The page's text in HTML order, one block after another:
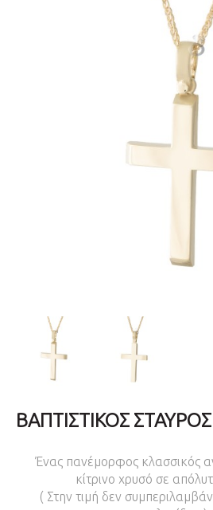
Ένας πανέμορφος κλασσικός
κίτρινο χρυσό σε
( Στην τιμή δεν